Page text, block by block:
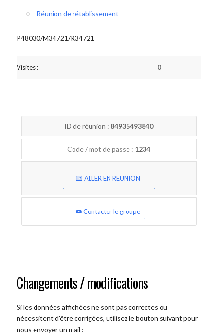
Réunion de rétablissement
P48030/M34721/R34721
Visites : 0
ID de réunion : 84935493840
Code / mot de passe : 1234
ALLER EN REUNION
Contacter le groupe
Changements / modifications
Si les données affichées ne sont pas correctes ou
nécessitent d'être corrigées, utilisez le bouton suivant pour
nous envoyer un mail :